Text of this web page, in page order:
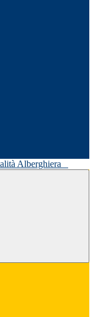
Alberghiera